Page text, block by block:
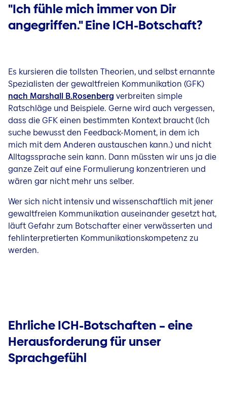
"Ich fühle mich immer von Dir
angegriffen." Eine ICH-Botschaft?
Es kursieren die tollsten Theorien, und selbst ernannte
Spezialisten der gewaltfreien Kommunikation (GFK)
nach Marshall B.Rosenberg verbreiten simple
Ratschläge und Beispiele. Gerne wird auch vergessen,
dass die GFK einen bestimmten Kontext braucht (Ich
suche bewusst den Feedback-Moment, in dem ich
mich mit dem Anderen austauschen kann.) und nicht
Alltagssprache sein kann. Dann müssten wir uns ja die
ganze Zeit auf eine Formulierung konzentrieren und
wären gar nicht mehr uns selber.
Wer sich nicht intensiv und wissenschaftlich mit jener
gewaltfreien Kommunikation auseinander gesetzt hat,
läuft Gefahr zum Botschafter einer verwässerten und
fehlinterpretierten Kommunikationskompetenz zu
werden.
Ehrliche ICH-Botschaften – eine
Herausforderung für unser
Sprachgefühl